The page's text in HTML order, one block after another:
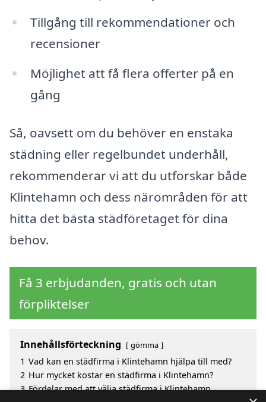
Tillgång till rekommendationer och
recensioner
Möjlighet att få flera offerter på en
gång
Så, oavsett om du behöver en enstaka
städning eller regelbundet underhåll,
rekommenderar vi att du utforskar både
Klintehamn och dess närområden för att
hitta det bästa städföretaget för dina
behov.
Få 3 erbjudanden, gratis och utan
förpliktelser
Innehållsförteckning gömma
1 Vad kan en städfirma i Klintehamn hjälpa till med?
2 Hur mycket kostar en städfirma i Klintehamn?
3 Fördelar med att välja städfirma i Klintehamn